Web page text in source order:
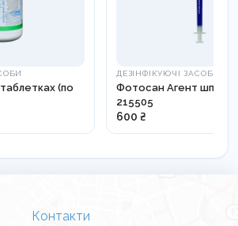
побут (як SOS-засіб
п’ят).
(по
ДЕЗІНФІКУЮЧІ ЗАСОБИ
Фотосан Агент шприц
215505
600 ₴
Контакти